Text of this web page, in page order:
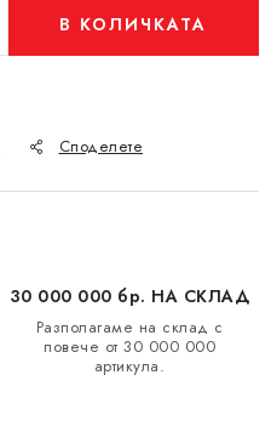
В КОЛИЧКАТА
Споделете
30 000 000 бр. НА СКЛАД
Разполагаме на склад с
повече от 30 000 000
артикула.